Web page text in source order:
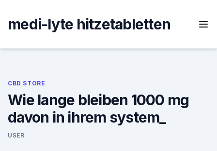
content
medi-lyte hitzetabletten
CBD STORE
Wie lange bleiben 1000 mg
davon in ihrem system_
USER